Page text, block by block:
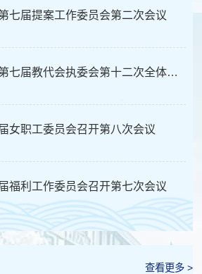
七届提案工作委员会第二次会议
我校召开第七届教代会执委会第十二次全体会议
女职工委员会召开第八次会议
福利工作委员会召开第七次会议
查看更多 >